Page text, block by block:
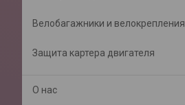
Велобагажники и велокрепления
Защита картера двигателя
О нас